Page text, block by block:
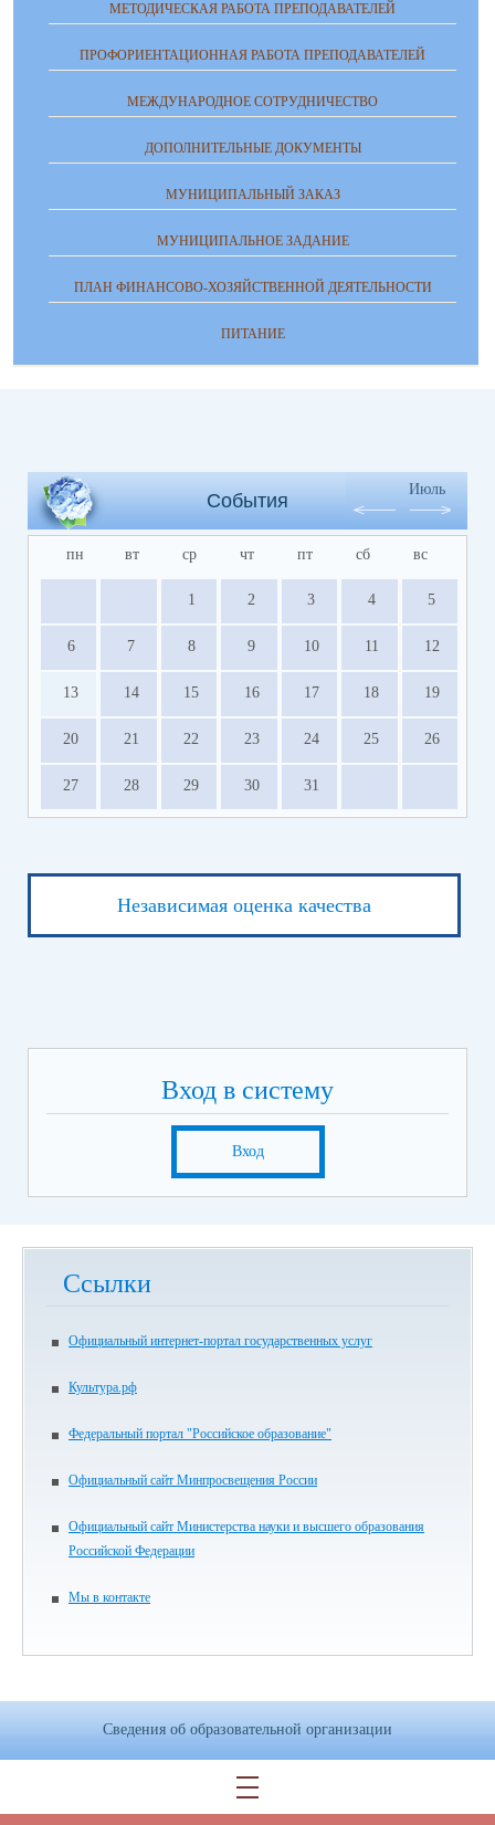
МЕТОДИЧЕСКАЯ РАБОТА ПРЕПОДАВАТЕЛЕЙ
ПРОФОРИЕНТАЦИОННАЯ РАБОТА ПРЕПОДАВАТЕЛЕЙ
МЕЖДУНАРОДНОЕ СОТРУДНИЧЕСТВО
ДОПОЛНИТЕЛЬНЫЕ ДОКУМЕНТЫ
МУНИЦИПАЛЬНЫЙ ЗАКАЗ
МУНИЦИПАЛЬНОЕ ЗАДАНИЕ
ПЛАН ФИНАНСОВО-ХОЗЯЙСТВЕННОЙ ДЕЯТЕЛЬНОСТИ
ПИТАНИЕ
События
Июль
пн вт ср чт пт сб вс
1 2 3 4 5
6 7 8 9 10 11 12
13 14 15 16 17 18 19
20 21 22 23 24 25 26
27 28 29 30 31
Независимая оценка качества
Вход в систему
Вход
Ссылки
Официальный интернет-портал государственных услуг
Культура.рф
Федеральный портал "Российское образование"
Официальный сайт Минпросвещения России
Официальный сайт Министерства науки и высшего образования
Российской Федерации
Мы в контакте
Сведения об образовательной организации